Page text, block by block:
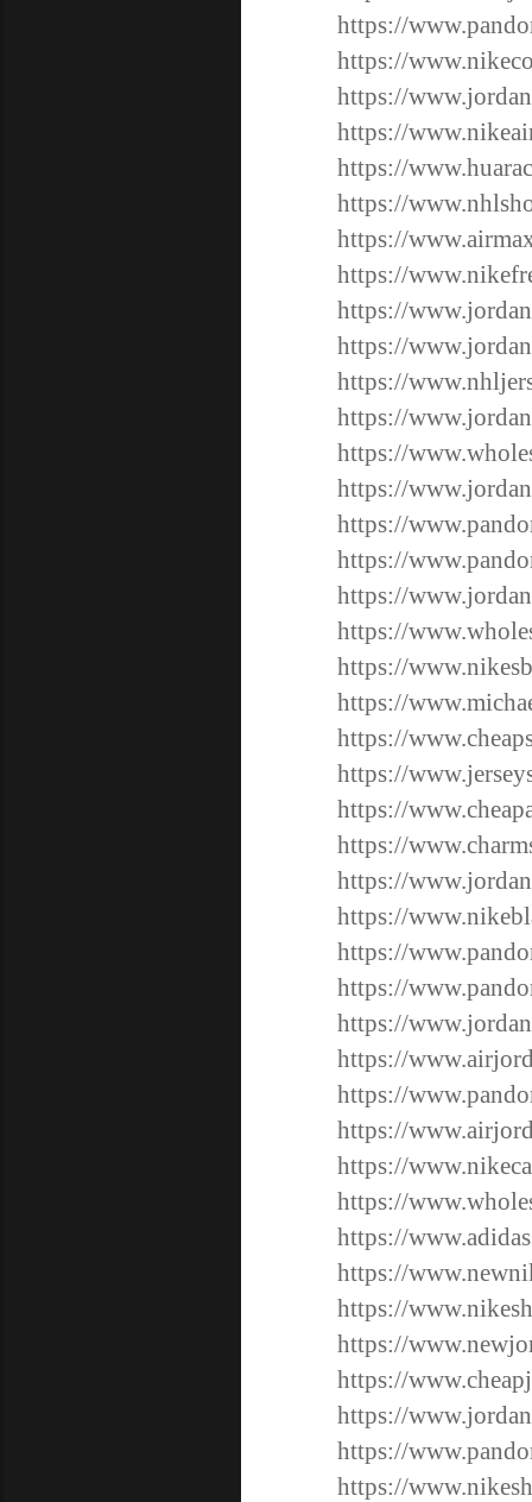
https://
https://
https://
https://
https://
https://
https://
https://
https://
https://
https://
https://
https://
https://
https://
https://
https://
https://
https://
https://
https://
https://
https://
https://
https://
https://
https://
https://
https://
https://
https://
https://
https://
https://
https://
https://
https://
https://
https://
https://
https://
https://